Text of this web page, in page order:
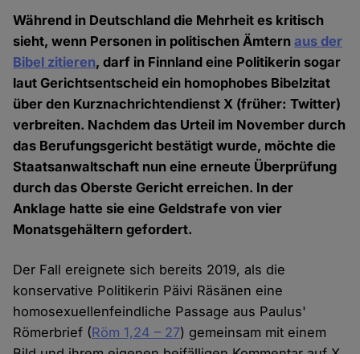
Während in Deutschland die Mehrheit es kritisch
sieht, wenn Personen in politischen Ämternaus der
Bibel zitieren, darf in Finnland eine Politikerin sogar
laut Gerichtsentscheid ein homophobes Bibelzitat
über den Kurznachrichtendienst X (früher: Twitter)
verbreiten. Nachdem das Urteil im November durch
das Berufungsgericht bestätigt wurde, möchte die
Staatsanwaltschaft nun eine erneute Überprüfung
durch das Oberste Gericht erreichen. In der
Anklage hatte sie eine Geldstrafe von vier
Monatsgehältern gefordert.
Der Fall ereignete sich bereits 2019, als die
konservative Politikerin Päivi Räsänen eine
homosexuellenfeindliche Passage aus Paulus'
Römerbrief (Röm 1,24 – 27) gemeinsam mit einem